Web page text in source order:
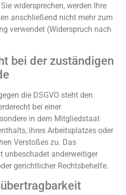
widersprechen, werden Ihre
anschließend nicht mehr zum
verwendet (Widerspruch nach
bei der zuständigen
die DSGVO steht den
bei einer
in dem Mitgliedstaat
ihres Arbeitsplatzes oder
Verstoßes zu. Das
unbeschadet anderweitiger
gerichtlicher Rechtsbehelfe.